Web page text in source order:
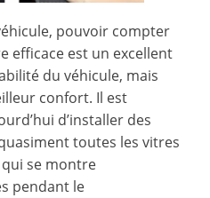
pouvoir compter
efficace est un excellent
du véhicule, mais
confort. Il est
d’installer des
toutes les vitres
qui se montre
pendant le